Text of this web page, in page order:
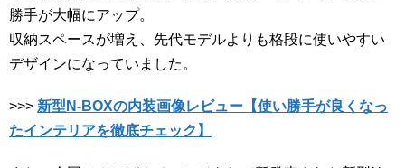
勝手が大幅にアップ。
収納スペースが増え、先代モデルよりも格段に使いやすい
デザインになっていました。
>>> 新型N-BOXの内装画像レビュー【使い勝手が良くなっ
たインテリアを徹底チェック】